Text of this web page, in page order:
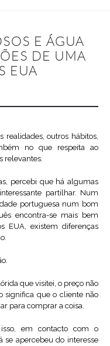
E ÁGUA
DE UMA
EUA
realidades, outros hábitos,
no que respeita ao
relevantes.
percebi que há algumas
partilhar. Num
portuguesa num bom
encontra-se mais bem
EUA, existem diferenças
que visitei, o preço não
significa que o cliente não
para comprar a coisa.
em contacto com o
se apercebeu do interesse